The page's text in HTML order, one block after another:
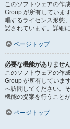
このソフトウェアの作
Group が所有していま
唱するライセンス形態
諾されています。詳細
ページトップ
必要な機能がありませ
このソフトウェアの作
Group が所有していま
へ訪問してください。
機能の提案を行うこと
ページトップ